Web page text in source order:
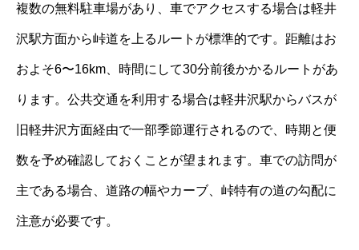
複数の無料駐車場があり、車でアクセスする場合は軽井
沢駅方面から峠道を上るルートが標準的です。距離はお
およそ6〜16km、時間にして30分前後かかるルートがあ
ります。公共交通を利用する場合は軽井沢駅からバスが
旧軽井沢方面経由で一部季節運行されるので、時期と便
数を予め確認しておくことが望まれます。車での訪問が
主である場合、道路の幅やカーブ、峠特有の道の勾配に
注意が必要です。